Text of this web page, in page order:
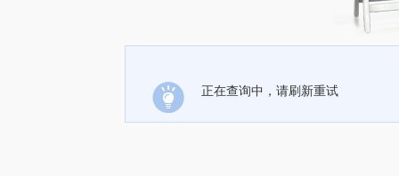
正在查询中，请刷新重试